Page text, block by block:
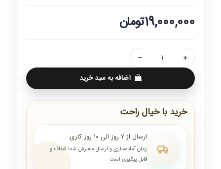
19,000,000تومان
اضافه به سبد خرید
خرید با خیال راحت
ارسال از ۷ روز الی ۱۰ روز کاری
زمان آماده‌سازی و ارسال سفارش شما شفاف و
قابل پیگیری است